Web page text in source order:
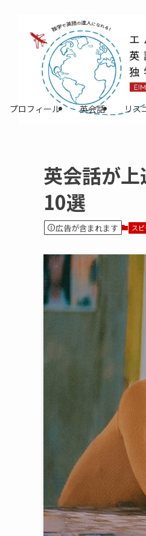
プロフィール 英会話 リス
英会話が
10選
広告が含まれます ス